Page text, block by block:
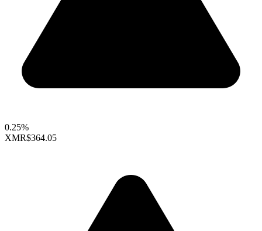
0.25%
XMR$364.05